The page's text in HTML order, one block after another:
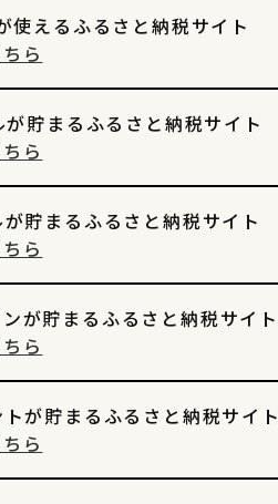
使えるふるさと納税サイト
ら
貯まるふるさと納税サイト
ら
貯まるふるさと納税サイト
ら
が貯まるふるさと納税サイト
ら
が貯まるふるさと納税サイト
ら